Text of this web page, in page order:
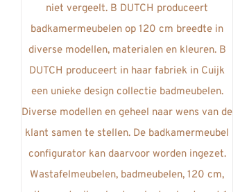
optie
kan
gekozen
worden
op
de
productpagina